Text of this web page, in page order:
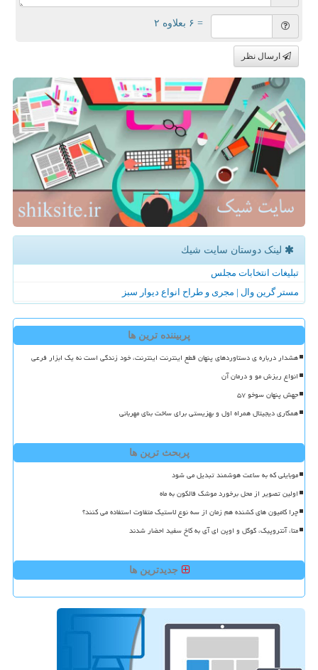
= ۶ بعلاوه ۲
ارسال نظر
لینک دوستان سایت شیك
تبلیغات انتخابات مجلس
مستر گرین وال | مجری و طراح انواع دیوار سبز
پربیننده ترین ها
هشدار درباره ی دستاوردهای پنهان قطع اینترنت اینترنت، خود زندگی است نه یک ابزار فرعی
انواع ریزش مو و درمان آن
جهش پنهان سوخو ۵۷
همکاری دیجیتال همراه اول و بهزیستی برای ساخت بنای مهربانی
پربحث ترین ها
موبایلی که به ساعت هوشمند تبدیل می شود
اولین تصویر از محل برخورد موشک فالکون به ماه
چرا کامیون های کشنده هم زمان از سه نوع لاستیک متفاوت استفاده می کنند؟
متا، آنتروپیک، گوگل و اوپن ای آی به کاخ سفید احضار شدند
جدیدترین ها